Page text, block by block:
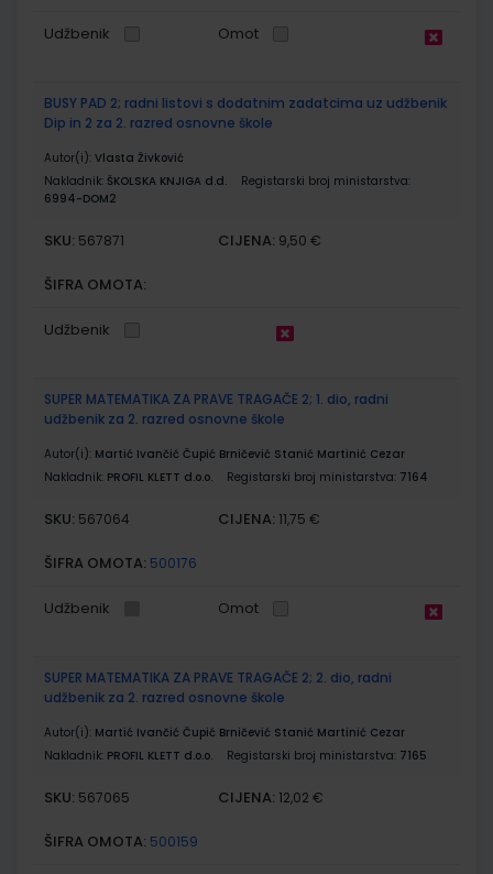
Udžbenik Omot
BUSY PAD 2; radni listovi s dodatnim zadatcima uz udžbenik
Dip in 2 za 2. razred osnovne škole
Autor(i): Vlasta Živković
Nakladnik: ŠKOLSKA KNJIGA d.d.
Registarski broj ministarstva:
6994-DOM2
SKU: 567871 CIJENA: 9,50 €
ŠIFRA OMOTA:
Udžbenik
SUPER MATEMATIKA ZA PRAVE TRAGAČE 2; 1. dio, radni
udžbenik za 2. razred osnovne škole
Autor(i): Martić Ivančić Čupić Brničević Stanić Martinić Cezar
Nakladnik: PROFIL KLETT d.o.o. Registarski broj ministarstva: 7164
SKU: 567064 CIJENA: 11,75 €
ŠIFRA OMOTA: 500176
Udžbenik Omot
SUPER MATEMATIKA ZA PRAVE TRAGAČE 2; 2. dio, radni
udžbenik za 2. razred osnovne škole
Autor(i): Martić Ivančić Čupić Brničević Stanić Martinić Cezar
Nakladnik: PROFIL KLETT d.o.o. Registarski broj ministarstva: 7165
SKU: 567065 CIJENA: 12,02 €
ŠIFRA OMOTA: 500159